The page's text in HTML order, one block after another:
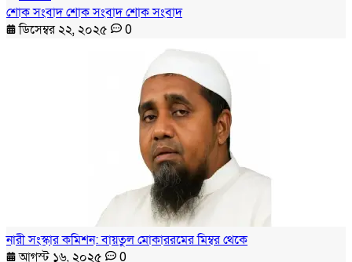
শোক সংবাদ শোক সংবাদ শোক সংবাদ
ডিসেম্বর ২২, ২০২৫
0
নারী সংস্কার কমিশন: বায়তুল মোকাররমের মিম্বর থেকে
আগস্ট ১৬, ২০২৫
0